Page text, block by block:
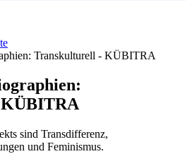
Transkulturell - KÜBITRA
sind Transdifferenz,
und Feminismus.